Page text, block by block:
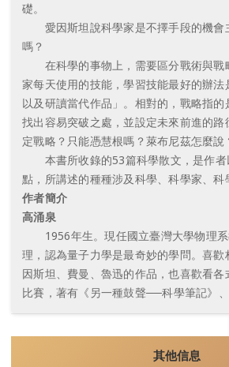
礎。
愛因斯坦說科學家是不擇手段的機會
嗎？
在科學的事物上，需要區分戰術與戰
家每天使用的技能，學習技能最好的辦法
以及研讀當代作品」。相對的，戰略指的
找出容易突破之處，並設定未來前進的路
定戰略？只能憑慧根嗎？萊布尼茲怎麼說
本書所收錄的53篇科學散文，是作者
點，所講述的種種涉及科學、科學家、科
作者簡介
高涌泉
1956年生。現任國立臺灣大學物理系
理，認為量子力學是最奇妙的學問。喜歡
因斯坦、費曼、魯迅的作品，也喜歡看
比賽，著有《另一種鼓聲──科學筆記》、
其他信息